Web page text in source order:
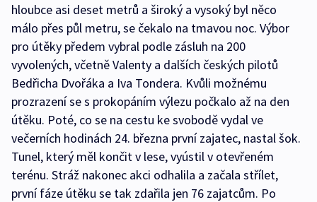
hloubce asi deset metrů a široký a vysoký byl něco
málo přes půl metru, se čekalo na tmavou noc. Výbor
pro útěky předem vybral podle zásluh na 200
vyvolených, včetně Valenty a dalších českých pilotů
Bedřicha Dvořáka a Iva Tondera. Kvůli možnému
prozrazení se s prokopáním výlezu počkalo až na den
útěku. Poté, co se na cestu ke svobodě vydal ve
večerních hodinách 24. března první zajatec, nastal šok.
Tunel, který měl končit v lese, vyústil v otevřeném
terénu. Stráž nakonec akci odhalila a začala střílet,
první fáze útěku se tak zdařila jen 76 zajatcům. Po